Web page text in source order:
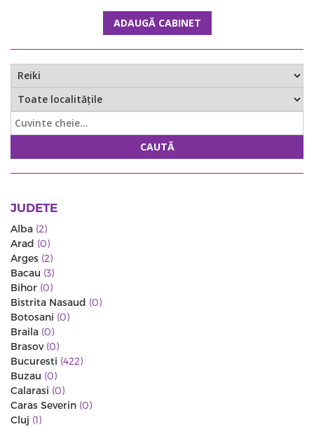
ADAUGĂ CABINET
CAUTĂ
JUDETE
Alba (2)
Arad (0)
Arges (2)
Bacau (3)
Bihor (0)
Bistrita Nasaud (0)
Botosani (0)
Braila (0)
Brasov (0)
Bucuresti (422)
Buzau (0)
Calarasi (0)
Caras Severin (0)
Cluj (1)